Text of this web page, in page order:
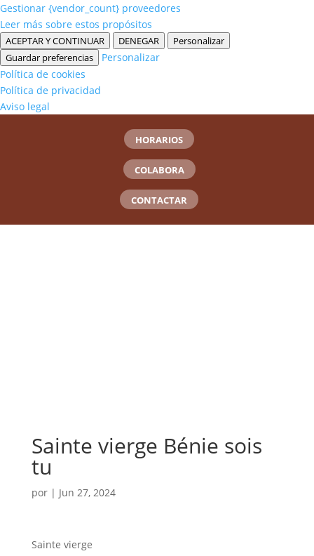
Gestionar {vendor_count} proveedores
Leer más sobre estos propósitos
ACEPTAR Y CONTINUAR DENEGAR
Personalizar
Guardar preferencias
Personalizar
Política de cookies
Política de privacidad
Aviso legal
HORARIOS
COLABORA
CONTACTAR
Sainte vierge Bénie sois
tu
por | Jun 27, 2024
Sainte vierge